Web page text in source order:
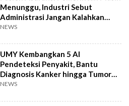
Menunggu, Industri Sebut
Administrasi Jangan Kalahkan
Kemanusiaan
NEWS
UMY Kembangkan 5 AI
Pendeteksi Penyakit, Bantu
Diagnosis Kanker hingga Tumor
Otak Lebih Cepat
NEWS